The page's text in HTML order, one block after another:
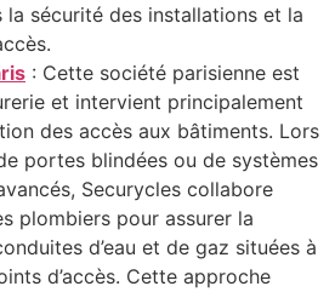
sécurité des installations et la
: Cette société parisienne est
et intervient principalement
des accès aux bâtiments. Lors
portes blindées ou de systèmes
Securycles collabore
plombiers pour assurer la
d’eau et de gaz situées à
d’accès. Cette approche